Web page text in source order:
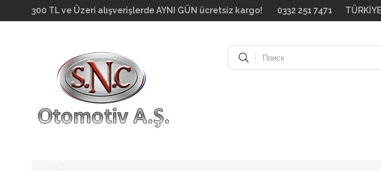
300 TL ve Üzeri alışverişlerde AYNI GÜN ücretsiz kargo! 0332 251 7471